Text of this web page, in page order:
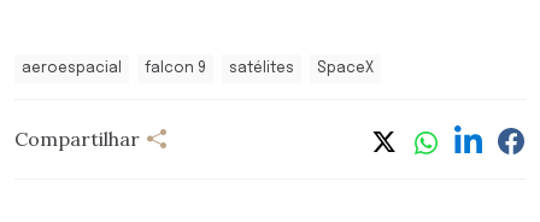
aeroespacial falcon 9 satélites SpaceX
Compartilhar